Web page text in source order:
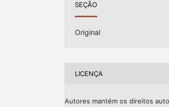
SEÇÃO
Original
LICENÇA
Autores mantém os direitos